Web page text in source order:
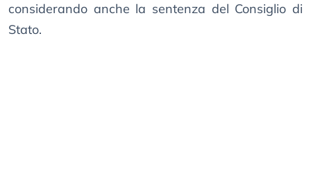
considerando anche la sentenza del Consiglio di
Stato.